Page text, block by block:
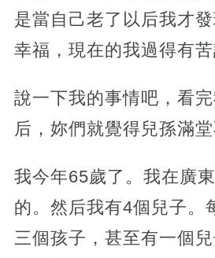
是當自己老了以后我才
幸福，現在的我過得有苦
說一下我的事情吧，看
后，妳們就覺得兒孫滿堂
我今年65歲了。我在廣
的。然后我有4個兒子。
三個孩子，甚至有一個兒